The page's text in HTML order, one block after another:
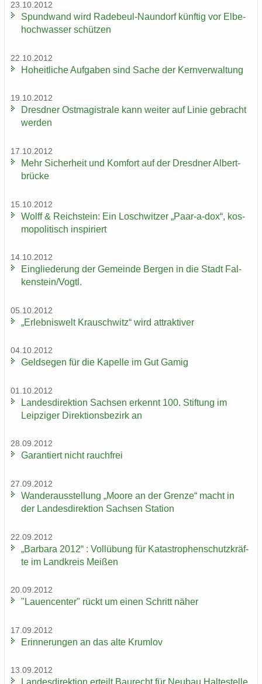
23.10.2012
Spund­wand wird Radebeul-​Naundorf künf­tig vor El­be­
hoch­was­ser schüt­zen
22.10.2012
Ho­heit­li­che Auf­ga­ben sind Sache der Kern­ver­wal­tung
19.10.2012
Dresd­ner Ost­ma­gis­tra­le kann wei­ter auf Linie ge­bracht
wer­den
17.10.2012
Mehr Si­cher­heit und Kom­fort auf der Dresd­ner Al­bert­
brü­cke
15.10.2012
Wolff & Reichs­tein: Ein Losch­wit­zer „Paar-​a-dox“, kos­
mo­po­li­tisch in­spi­riert
14.10.2012
Ein­glie­de­rung der Ge­mein­de Ber­gen in die Stadt Fal­
ken­stein/Vogtl.
05.10.2012
„Er­leb­nis­welt Krausch­witz“ wird at­trak­ti­ver
04.10.2012
Geld­se­gen für die Ka­pel­le im Gut Gamig
01.10.2012
Lan­des­di­rek­ti­on Sach­sen er­kennt 100. Stif­tung im
Leip­zi­ger Di­rek­ti­ons­be­zirk an
28.09.2012
Ga­ran­tiert nicht rauch­frei
27.09.2012
Wan­der­aus­stel­lung „Moore an der Gren­ze“ macht in
der Lan­des­di­rek­ti­on Sach­sen Sta­ti­on
22.09.2012
„Bar­ba­ra 2012“ : Voll­übung für Ka­ta­stro­phen­schutz­kräf­
te im Land­kreis Mei­ßen
20.09.2012
"Lau­en­cen­ter" rückt um einen Schritt näher
17.09.2012
Er­in­ne­run­gen an das alte Krum­lov
13.09.2012